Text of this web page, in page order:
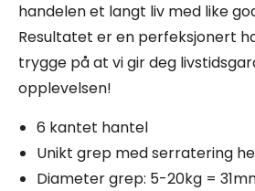
handelen et langt liv med like
Resultatet er en perfeksjonert
trygge på at vi gir deg
opplevelsen!
6 kantet hantel
Unikt grep med serratering
Diameter grep: 5-20kg =